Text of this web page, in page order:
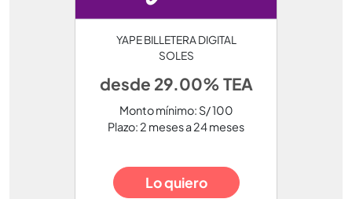
YAPE BILLETERA DIGITAL
SOLES
desde 29.00% TEA
Monto mínimo: S/ 100
Plazo: 2 meses a 24 meses
Lo quiero